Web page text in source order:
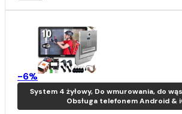
-6%
System 4 żyłowy, Do wmurowania, do
Obsługa telefonem Android &